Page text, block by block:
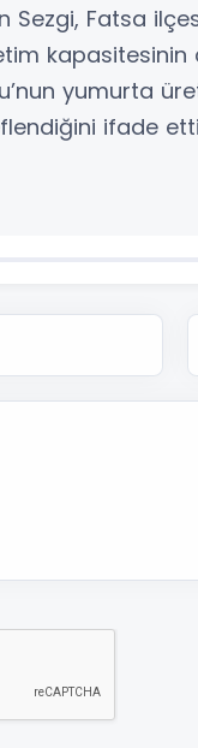
Sezgi, Fatsa
kapasitesinin
yumurta
ifade